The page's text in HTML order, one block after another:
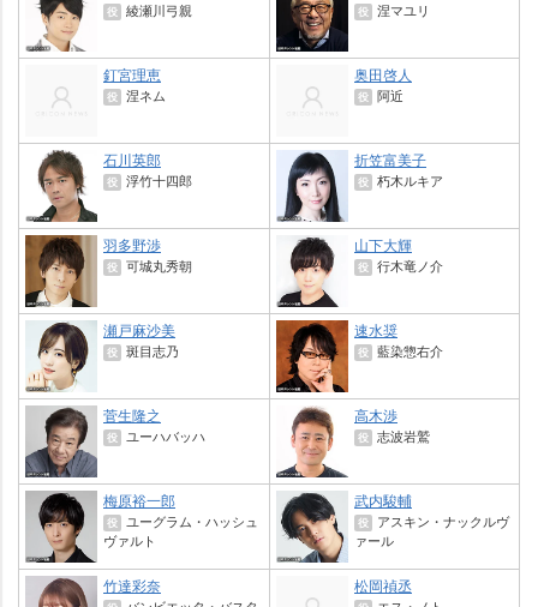
役 綾瀬川弓親 役 涅マユリ
釘宮理恵
役 涅ネム
奥田啓人
役 阿近
石川英郎
役 浮竹十四郎
折笠富美子
役 朽木ルキア
羽多野渉
役 可城丸秀朝
山下大輝
役 行木竜ノ介
瀬戸麻沙美
役 斑目志乃
速水奨
役 藍染惣右介
菅生隆之
役 ユーハバッハ
高木渉
役 志波岩鷲
梅原裕一郎
役 ユーグラム・ハッシュ
ヴァルト
武内駿輔
役
アスキン・ナックルヴ
ァール
竹達彩奈 松岡禎丞